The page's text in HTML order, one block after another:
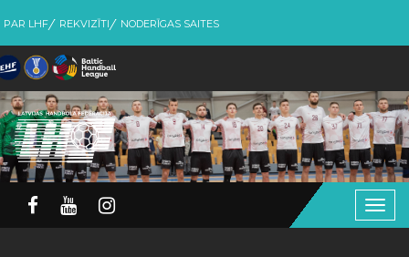
PAR LHF REKVIZĪTI NODERĪGAS SAITES